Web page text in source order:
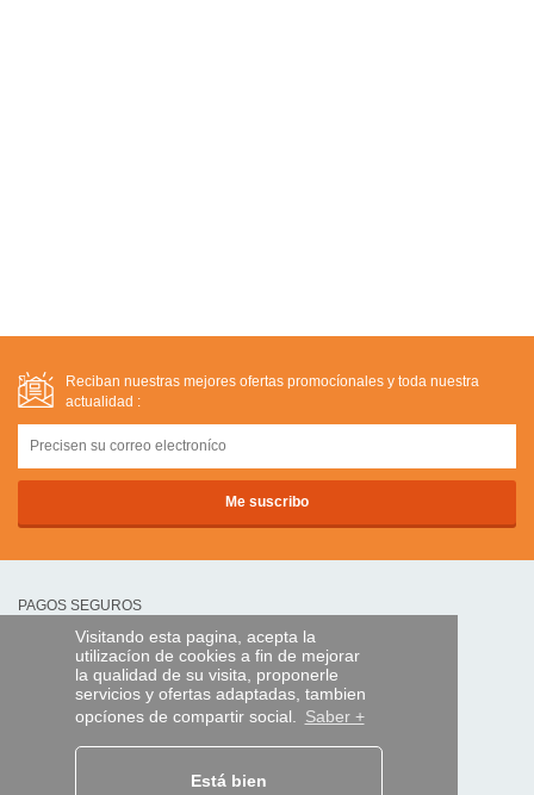
Visitando esta pagina, acepta la
utilizacíon de cookies a fin de mejorar
la qualidad de su visita, proponerle
servicios y ofertas adaptadas, tambien
opcíones de compartir social. Saber +
Está bien
Reciban nuestras mejores ofertas promocíonales y toda nuestra
actualidad :
PAGOS SEGUROS
transferencia bancaria
AYUDA Y SERVICIOS
Localice su envío